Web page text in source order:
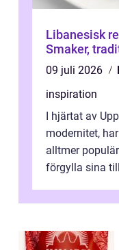
Libanesisk
Smaker,
09 juli 2026
inspiration
I hjärtat av
modernitet,
alltmer
förgylla sina